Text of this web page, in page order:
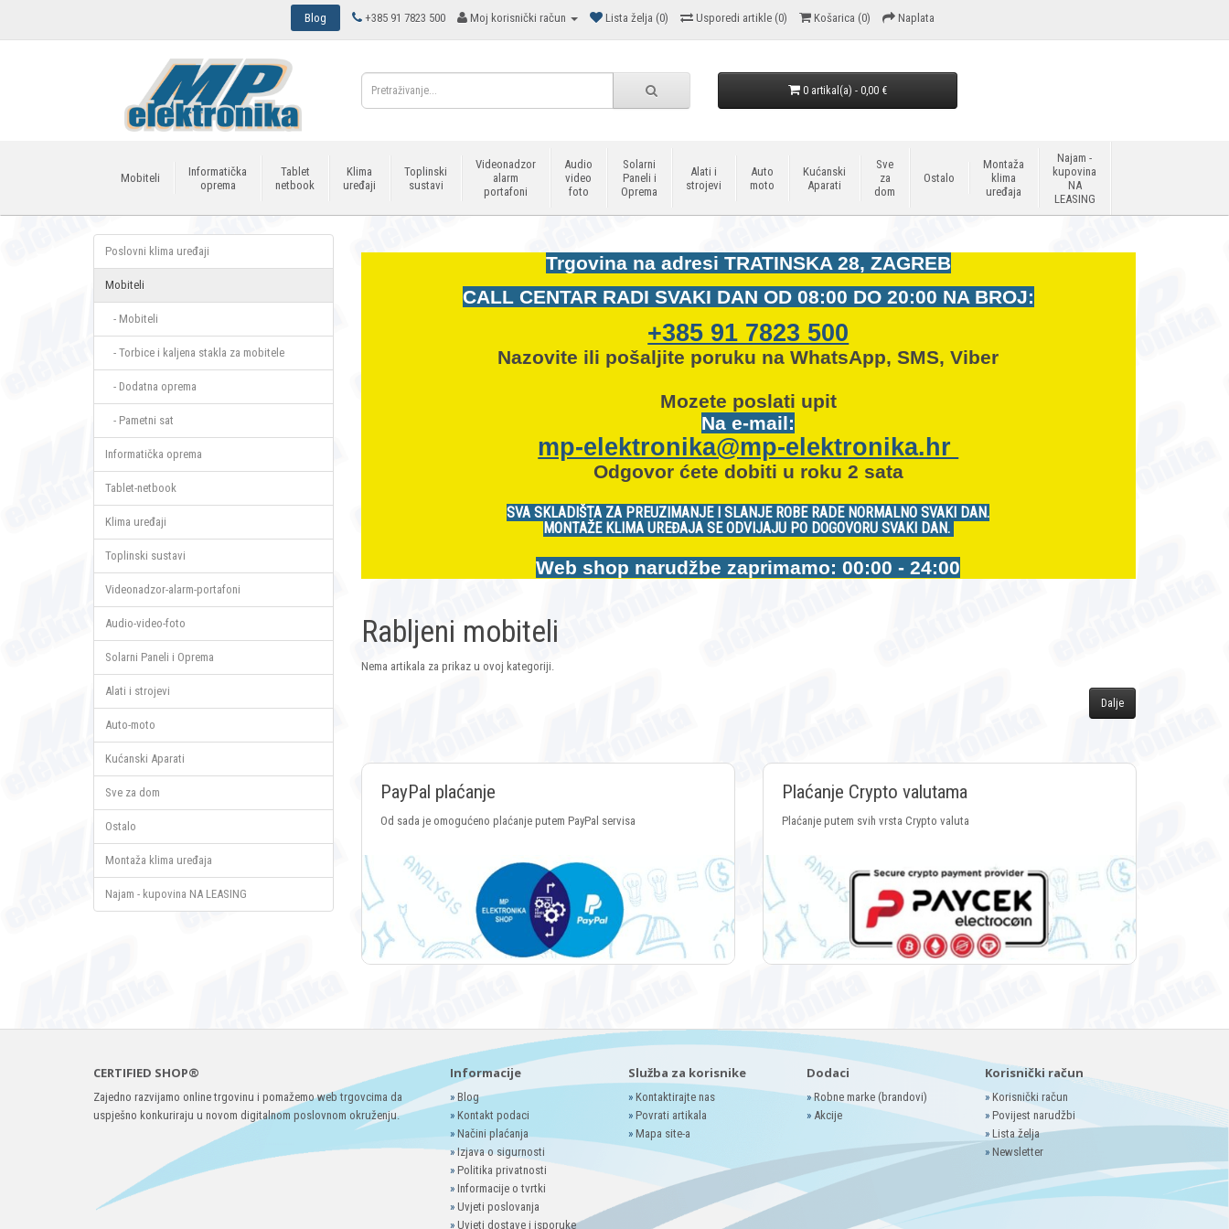
Blog +385 91 7823 500 Moj korisnički račun Lista želja (0) Usporedi artikle (0) Košarica (0) Naplata
0 artikal(a) - 0,00 €
Mobiteli
Informatička
oprema
Tablet
netbook
Klima
uređaji
Toplinski
sustavi
Videonadzor
alarm
portafoni
Audio
video
foto
Solarni
Paneli i
Oprema
Alati i
strojevi
Auto
moto
Kućanski
Aparati
Sve
za
dom
Ostalo
Montaža
klima
uređaja
Najam -
kupovina
NA
LEASING
Poslovni klima uređaji
Mobiteli
- Mobiteli
- Torbice i kaljena stakla za mobitele
- Dodatna oprema
- Pametni sat
Informatička oprema
Tablet-netbook
Klima uređaji
Toplinski sustavi
Videonadzor-alarm-portafoni
Audio-video-foto
Solarni Paneli i Oprema
Alati i strojevi
Auto-moto
Kućanski Aparati
Sve za dom
Ostalo
Montaža klima uređaja
Najam - kupovina NA LEASING
Trgovina na adresi TRATINSKA 28, ZAGREB
CALL CENTAR RADI SVAKI DAN OD 08:00 DO 20:00 NA BROJ:
+385 91 7823 500
Nazovite ili pošaljite poruku na WhatsApp, SMS, Viber
Mozete poslati upit
Na e-mail:
mp-elektronika@mp-elektronika.hr
Odgovor ćete dobiti u roku 2 sata
SVA SKLADIŠTA ZA PREUZIMANJE I SLANJE ROBE RADE NORMALNO SVAKI DAN.
MONTAŽE KLIMA UREĐAJA SE ODVIJAJU PO DOGOVORU SVAKI DAN.
Web shop narudžbe zaprimamo: 00:00 - 24:00
Rabljeni mobiteli
Nema artikala za prikaz u ovoj kategoriji.
Dalje
PayPal plaćanje
Od sada je omogućeno plaćanje putem PayPal servisa
Plaćanje Crypto valutama
Plaćanje putem svih vrsta Crypto valuta
CERTIFIED SHOP®
Zajedno razvijamo online trgovinu i pomažemo web trgovcima da
uspješno konkuriraju u novom digitalnom poslovnom okruženju.
Informacije
» Blog
» Kontakt podaci
» Načini plaćanja
»Izjava o sigurnosti
» Politika privatnosti
» Informacije o tvrtki
» Uvjeti poslovanja
» Uvjeti dostave i isporuke
Služba za korisnike
» Kontaktirajte nas
» Povrati artikala
» Mapa site-a
Dodaci
»Robne marke (brandovi)
» Akcije
Korisnički račun
» Korisnički račun
» Povijest narudžbi
» Lista želja
» Newsletter